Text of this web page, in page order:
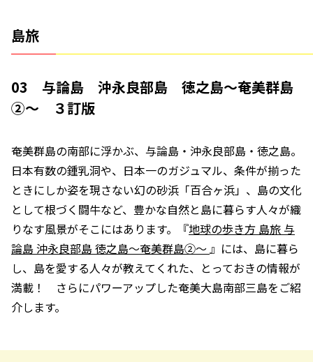
島旅
03 与論島 沖永良部島 徳之島～奄美群島
②～ ３訂版
奄美群島の南部に浮かぶ、与論島・沖永良部島・徳之島。
日本有数の鍾乳洞や、日本一のガジュマル、条件が揃った
ときにしか姿を現さない幻の砂浜「百合ヶ浜」、島の文化
として根づく闘牛など、豊かな自然と島に暮らす人々が織
りなす風景がそこにはあります。『地球の歩き方 島旅 与
論島 沖永良部島 徳之島～奄美群島②～』には、島に暮ら
し、島を愛する人々が教えてくれた、とっておきの情報が
満載！ さらにパワーアップした奄美大島南部三島をご紹
介します。